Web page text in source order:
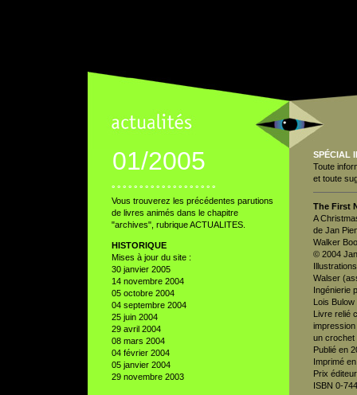
01/2005
° ° ° ° ° ° ° ° ° ° ° ° ° ° ° ° ° ° °
Vous trouverez les précédentes parutions
de livres animés dans le chapitre
"archives", rubrique ACTUALITES.
HISTORIQUE
Mises à jour du site :
30 janvier 2005
14 novembre 2004
05 octobre 2004
04 septembre 2004
25 juin 2004
29 avril 2004
08 mars 2004
04 février 2004
05 janvier 2004
29 novembre 2003
SPÉCIAL
Toute
et toute
The First
A
de Jan
Walker
© 2004
Walser
Ingénierie
Lois
Livre relié
un crochet
Publié en
Imprimé
Prix
ISBN 0-